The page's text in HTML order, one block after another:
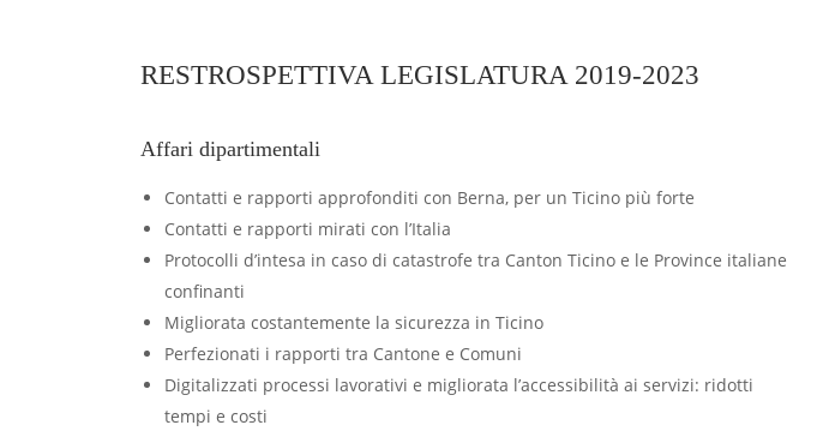
RESTROSPETTIVA LEGISLATURA 2019-2023
Affari dipartimentali
Contatti e rapporti approfonditi con Berna, per un Ticino più forte
Contatti e rapporti mirati con l’Italia
Protocolli d’intesa in caso di catastrofe tra Canton Ticino e le Province italiane
confinanti
Migliorata costantemente la sicurezza in Ticino
Perfezionati i rapporti tra Cantone e Comuni
Digitalizzati processi lavorativi e migliorata l’accessibilità ai servizi: ridotti
tempi e costi